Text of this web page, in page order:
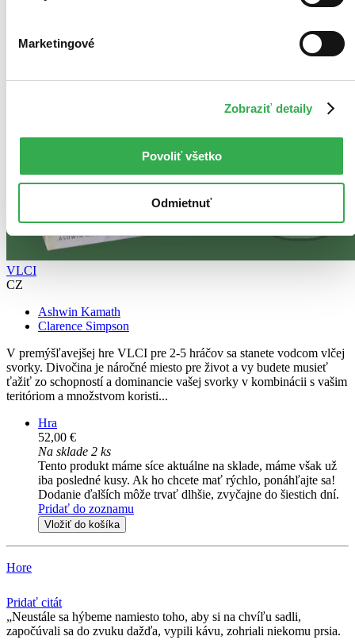
Marketingové
Zobraziť detaily
Povoliť všetko
Odmietnuť
VLCI
CZ
Ashwin Kamath
Clarence Simpson
V premýšľavejšej hre VLCI pre 2-5 hráčov sa stanete vodcom vlčej
svorky. Divočina je náročné miesto pre život a vy budete musieť
ťažiť zo schopností a dominancie vašej svorky v kombinácii s vašim
teritóriom a množstvom koristi...
Hra
52,00 €
Na sklade 2 ks
Tento produkt máme síce aktuálne na sklade, máme však už
iba posledné kusy. Ak ho chcete mať rýchlo, ponáhľajte sa!
Dodanie ďalších môže trvať dlhšie, zvyčajne do šiestich dní.
Pridať do zoznamu
Vložiť do košíka
Hore
Pridať citát
Neustále sa hýbeme namiesto toho, aby si na chvíľu sadli,
započúvali sa do zvuku dažďa, vypili kávu, zohriali niekomu prsia.